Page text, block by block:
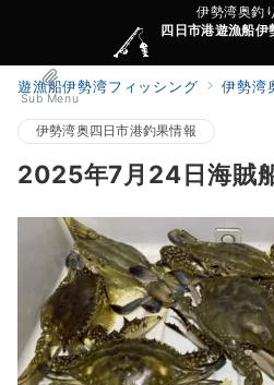
伊勢湾奥釣
四日市港遊漁船伊
Sub Menu
遊漁船伊勢湾フィッシング 伊勢湾
伊勢湾奥四日市港釣果情報
2025年7月24日海賊